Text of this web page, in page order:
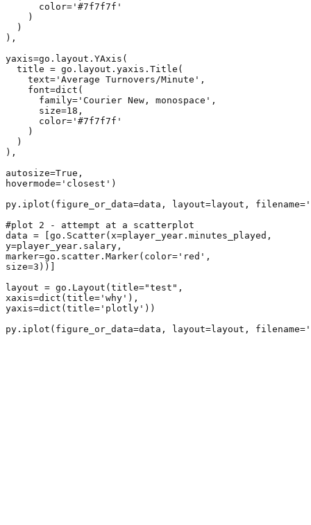
      color='#7f7f7f'
    )
  )
),
yaxis=go.layout.YAxis(
  title = go.layout.yaxis.Title(
    text='Average Turnovers/Minute',
    font=dict(
      family='Courier New, monospace',
      size=18,
      color='#7f7f7f'
    )
  )
),
autosize=True,
hovermode='closest')
py.iplot(figure_or_data=data, layout=layout,
#plot 2 - attempt at a scatterplot
data = [go.Scatter(x=player_year.minutes_played,
y=player_year.salary,
marker=go.scatter.Marker(color='red',
size=3))]
layout = go.Layout(title="test",
xaxis=dict(title='why'),
yaxis=dict(title='plotly'))
py.iplot(figure_or_data=data, layout=layout,